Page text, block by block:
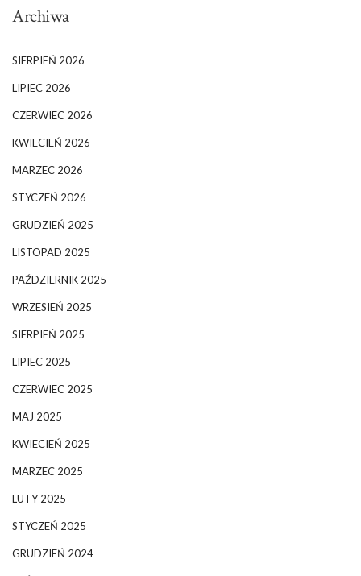
Archiwa
SIERPIEŃ 2026
LIPIEC 2026
CZERWIEC 2026
KWIECIEŃ 2026
MARZEC 2026
STYCZEŃ 2026
GRUDZIEŃ 2025
LISTOPAD 2025
PAŹDZIERNIK 2025
WRZESIEŃ 2025
SIERPIEŃ 2025
LIPIEC 2025
CZERWIEC 2025
MAJ 2025
KWIECIEŃ 2025
MARZEC 2025
LUTY 2025
STYCZEŃ 2025
GRUDZIEŃ 2024